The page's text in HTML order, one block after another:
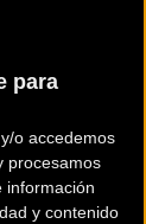
para
o accedemos
procesamos
información
y contenido
ŠKODA
ganador y